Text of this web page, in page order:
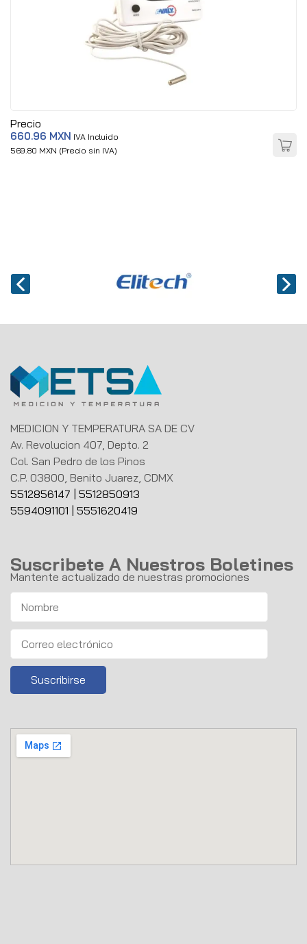
Precio
660.96 MXN IVA Incluido
569.80 MXN (Precio sin IVA)
MEDICION Y TEMPERATURA SA DE CV
Av. Revolucion 407, Depto. 2
Col. San Pedro de los Pinos
C.P. 03800, Benito Juarez, CDMX
5512856147
5512850913
5594091101
5551620419
Suscribete A Nuestros Boletines
Mantente actualizado de nuestras promociones